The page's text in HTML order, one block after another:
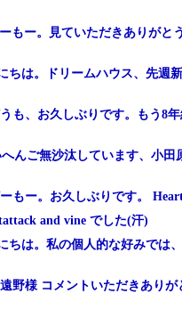
もー。見ていただきありがと
ちは。ドリームハウス、先週
も、お久しぶりです。もう8
んご無沙汰しています、小田
もー。お久しぶりです。
and vine でした(汗)
ちは。私の個人的な好みでは
野様 コメントいただきあり